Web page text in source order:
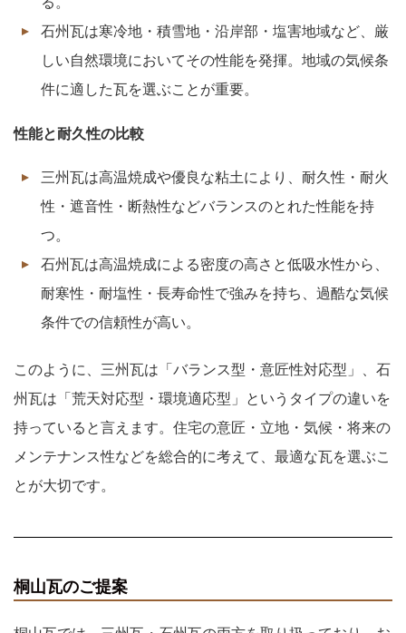
石州瓦は寒冷地・積雪地・沿岸部・塩害地域など、厳
しい自然環境においてその性能を発揮。地域の気候条
件に適した瓦を選ぶことが重要。
性能と耐久性の比較
三州瓦は高温焼成や優良な粘土により、耐久性・耐火
性・遮音性・断熱性などバランスのとれた性能を持
つ。
石州瓦は高温焼成による密度の高さと低吸水性から、
耐寒性・耐塩性・長寿命性で強みを持ち、過酷な気候
条件での信頼性が高い。
このように、三州瓦は「バランス型・意匠性対応型」、石
州瓦は「荒天対応型・環境適応型」というタイプの違いを
持っていると言えます。住宅の意匠・立地・気候・将来の
メンテナンス性などを総合的に考えて、最適な瓦を選ぶこ
とが大切です。
桐山瓦のご提案